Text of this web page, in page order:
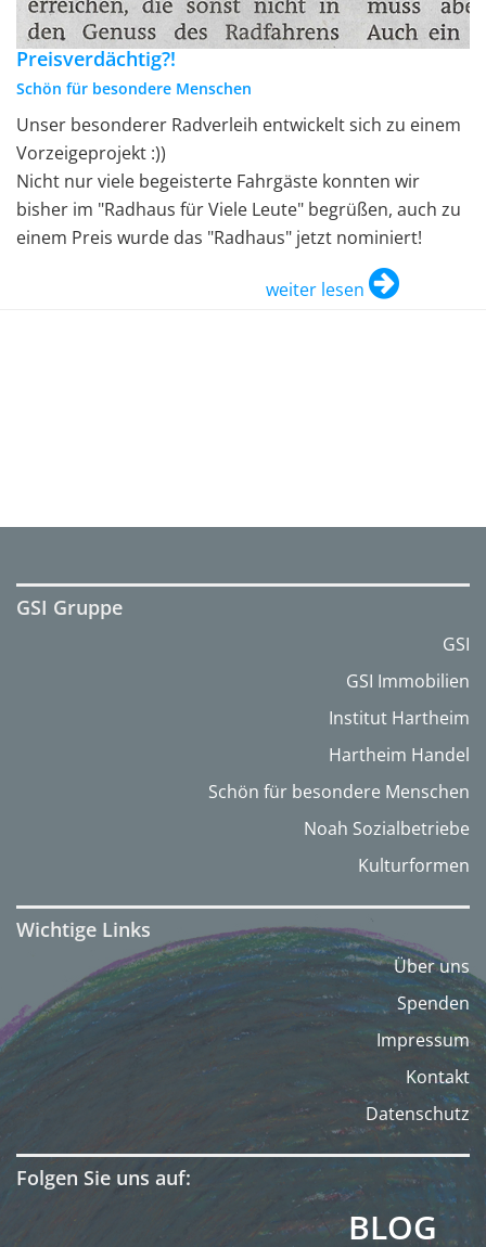
Preisverdächtig?!
Schön für besondere Menschen
Unser besonderer Radverleih entwickelt sich zu einem
Vorzeigeprojekt :))
Nicht nur viele begeisterte Fahrgäste konnten wir
bisher im "Radhaus für Viele Leute" begrüßen, auch zu
einem Preis wurde das "Radhaus" jetzt nominiert!
weiter lesen
GSI Gruppe
GSI
GSI Immobilien
Institut Hartheim
Hartheim Handel
Schön für besondere Menschen
Noah Sozialbetriebe
Kulturformen
Wichtige Links
Über uns
Spenden
Impressum
Kontakt
Datenschutz
Folgen Sie uns auf:
BLOG